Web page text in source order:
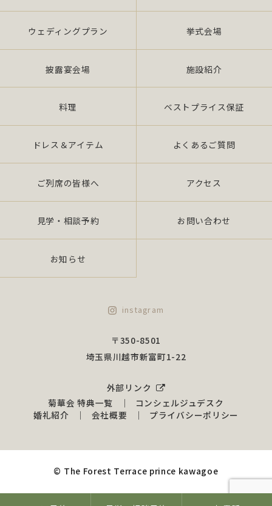
当社は、個人情報の取扱いに関し、JIS Q
15001：2006 の要求事項、法令「個人情報保護
法（平成 17 年 4 月施行）（以下、「法」 とい
た、当社役員・全従業員がこれを「理解」・「徹
底」し、個人情報保護の実現を図るため、継続的
に実施し、維持しかつ改善いた します。
3.個人情報の漏えい、滅失又はき損の防止及び是
正について
的安全措置を講じ、個人情報の安全性及び正確性
を確保するために諸政策を実行し、是正いたしま
（1）組織的安全措置について 情報管理の役割、責
の策定、監督を行うものとします
（2）物理的安全措置について 漏えい、滅失又はき
（3）技術的安全措置について システム上の利用を
定め、正確性・安全性の管理を行うものとし
ます。
4.苦情及び相談への対応について
当社は、法で定める苦情・開示請求等手続に関し
客様及び役員及び全従業員ご自 身の情報開示を
ウェディングプラン 挙式会場
披露宴会場 施設紹介
料理 ベストプライス保証
ドレス＆アイテム よくあるご質問
ご列席の皆様へ アクセス
見学・相談予約 お問い合わせ
お知らせ
instagram
外部リンク
菊華会 特典一覧
コンシェルジュデスク
婚礼紹介
会社概要 プライバシーポリシー
〒350-8501
埼玉県川越市新富町1-22
© The Forest Terrace prince kawagoe